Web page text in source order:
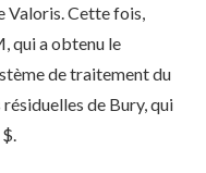
Valoris. Cette fois,
qui a obtenu le
de traitement du
de Bury, qui